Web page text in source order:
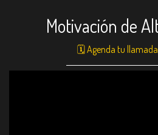
Motivación de
🗓 Agenda tu llamada